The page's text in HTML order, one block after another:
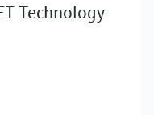
Technology